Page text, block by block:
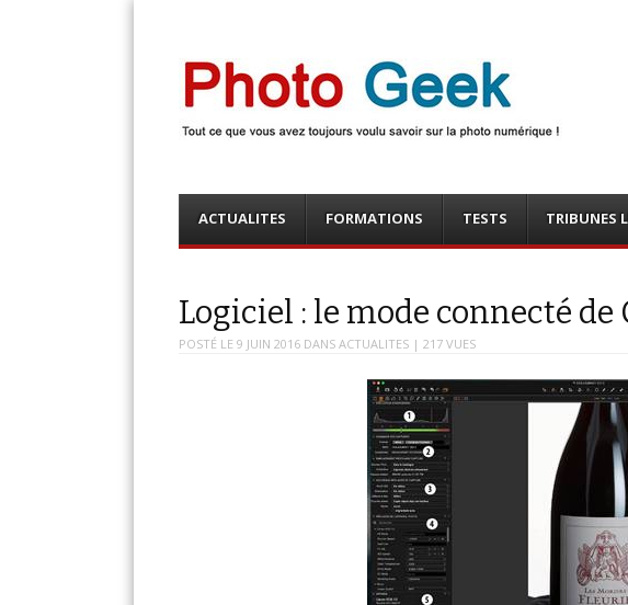
Photo Geek
Menu
content
ACTUALITES FORMATIONS TESTS TRIBUNES
Logiciel : le mode connecté de
POSTÉ LE9 JUIN 2016 DANSACTUALITES | 217 VUES